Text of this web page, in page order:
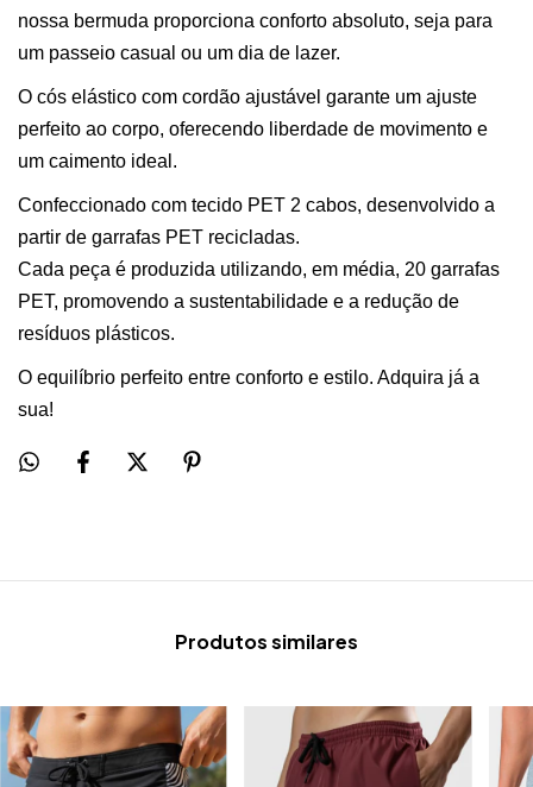
nossa bermuda proporciona conforto absoluto, seja para
um passeio casual ou um dia de lazer.
O cós elástico com cordão ajustável garante um ajuste
perfeito ao corpo, oferecendo liberdade de movimento e
um caimento ideal.
Confeccionado com tecido PET 2 cabos, desenvolvido a
partir de garrafas PET recicladas.
Cada peça é produzida utilizando, em média, 20 garrafas
PET, promovendo a sustentabilidade e a redução de
resíduos plásticos.
O equilíbrio perfeito entre conforto e estilo. Adquira já a
sua!
Produtos similares